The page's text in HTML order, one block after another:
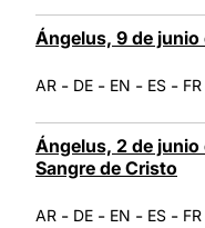
Ángelus, 9 de
AR - DE - EN - ES - FR
Ángelus, 2 de
Sangre de Cristo
AR - DE - EN - ES - FR